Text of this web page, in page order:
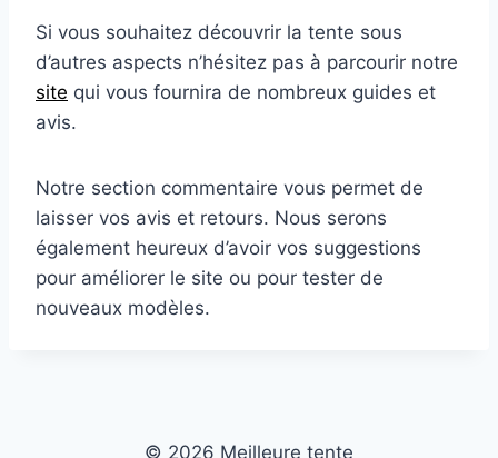
Si vous souhaitez découvrir la tente sous
d’autres aspects n’hésitez pas à parcourir notre
site qui vous fournira de nombreux guides et
avis.
Notre section commentaire vous permet de
laisser vos avis et retours. Nous serons
également heureux d’avoir vos suggestions
pour améliorer le site ou pour tester de
nouveaux modèles.
© 2026 Meilleure tente